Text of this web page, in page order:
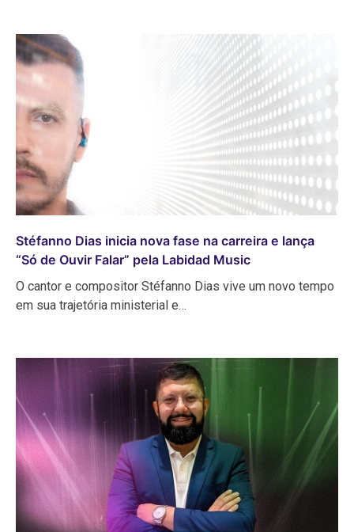
Stéfanno Dias inicia nova fase na carreira e lança
“Só de Ouvir Falar” pela Labidad Music
O cantor e compositor Stéfanno Dias vive um novo tempo
em sua trajetória ministerial e…